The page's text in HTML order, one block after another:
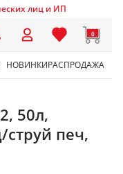
лиц и ИП
0
НОВИНКИРАСПРОДАЖА
50л,
струй печ,